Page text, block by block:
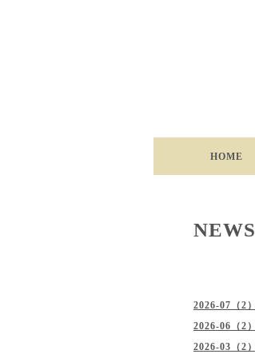
HOME
2026-07（2）
2026-06（2）
2026-03（2）
NEWS